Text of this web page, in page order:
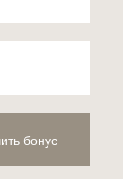
бонус